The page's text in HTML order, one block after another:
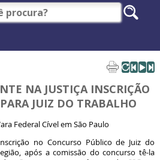
NA JUSTIÇA INSCRIÇÃO
JUIZ DO TRABALHO
Federal Cível em São Paulo
no Concurso Público de Juiz do
após a comissão do concurso tê-la